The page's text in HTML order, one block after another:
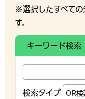
※選択したすべての
す。
キーワード検索
検索タイプ